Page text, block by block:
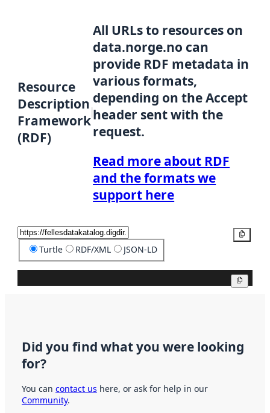
Resource
Description
Framework
(RDF)
All URLs to resources on
data.norge.no can
provide RDF metadata in
various formats,
depending on the Accept
header sent with the
request.
Read more about RDF
and the formats we
support here
Turtle RDF/XML JSON-LD
Did you find what you were looking
for?
You can contact us here, or ask for help in our
Community.